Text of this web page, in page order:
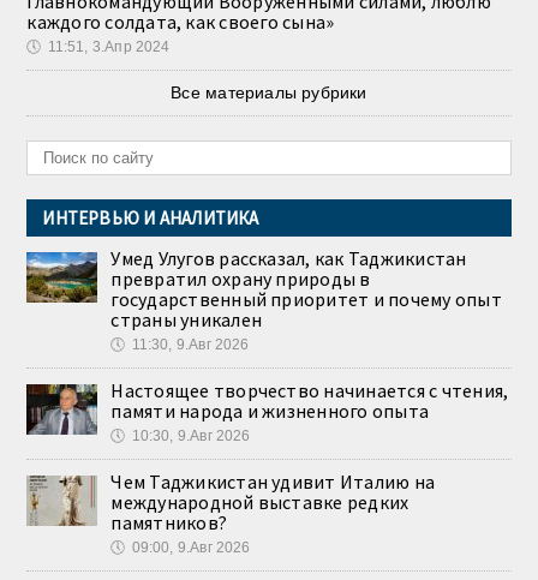
каждого солдата, как своего сына»
🕔 11:51, 3.Апр 2024
Все материалы рубрики
ИНТЕРВЬЮ И АНАЛИТИКА
Умед Улугов рассказал, как Таджикистан
превратил охрану природы в
государственный приоритет и почему опыт
страны уникален
🕔 11:30, 9.Авг 2026
Настоящее творчество начинается с чтения,
памяти народа и жизненного опыта
🕔 10:30, 9.Авг 2026
Чем Таджикистан удивит Италию на
международной выставке редких
памятников?
🕔 09:00, 9.Авг 2026